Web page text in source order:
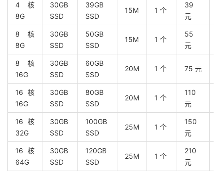
4 核
8G
30GB
SSD
39GB
SSD
15M 1 个
39
元
8 核
8G
30GB
SSD
50GB
SSD
15M 1 个
55
元
8 核
16G
30GB
SSD
60GB
SSD
20M 1 个 75 元
16 核
16G
30GB
SSD
80GB
SSD
20M 1 个
110
元
16 核
32G
30GB
SSD
100GB
SSD
25M 1 个
150
元
16 核
64G
30GB
SSD
120GB
SSD
25M 1 个
210
元